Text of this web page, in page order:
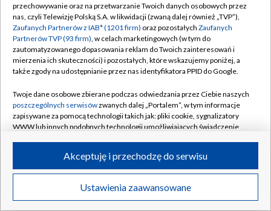
Abonament TVP
Emisja w TVP
Centrum informacji TVP
Naziemna Telewizja Cyfrowa
Rada Programowa
System NOS
Informacje o nadawcy
Program dla prasy
Ogłoszenie przetargowe
Regulamin TVP
Polityka prywatności
Moje zgody
Pomoc
Kontakt
Kanały
©2026 Telewizja Polska S.A. w likwidacji
przechowywanie oraz na przetwarzanie Twoich danych osobowych przez
nas, czyli Telewizję Polską S.A. w likwidacji (zwaną dalej również „TVP”),
Zaufanych Partnerów z IAB* (1201 firm) oraz pozostałych Zaufanych
Partnerów TVP (93 firm), w celach marketingowych (w tym do
zautomatyzowanego dopasowania reklam do Twoich zainteresowań i
mierzenia ich skuteczności) i pozostałych, które wskazujemy poniżej, a
także zgody na udostępnianie przez nas identyfikatora PPID do Google.
Twoje dane osobowe zbierane podczas odwiedzania przez Ciebie naszych
poszczególnych serwisówzwanych dalej „Portalem”, w tym informacje
zapisywane za pomocą technologii takich jak: pliki cookie, sygnalizatory
WWW lub innych podobnych technologii umożliwiających świadczenie
ruchu w Internecie.
Twoje dane osobowe zbierane podczas odwiedzania przez Ciebie
poszczególnych serwisówna Portalu, takie jak adresy IP, identyfikatory
Ustawienia zaawansowane
Akceptuję i przechodzę do serwisu